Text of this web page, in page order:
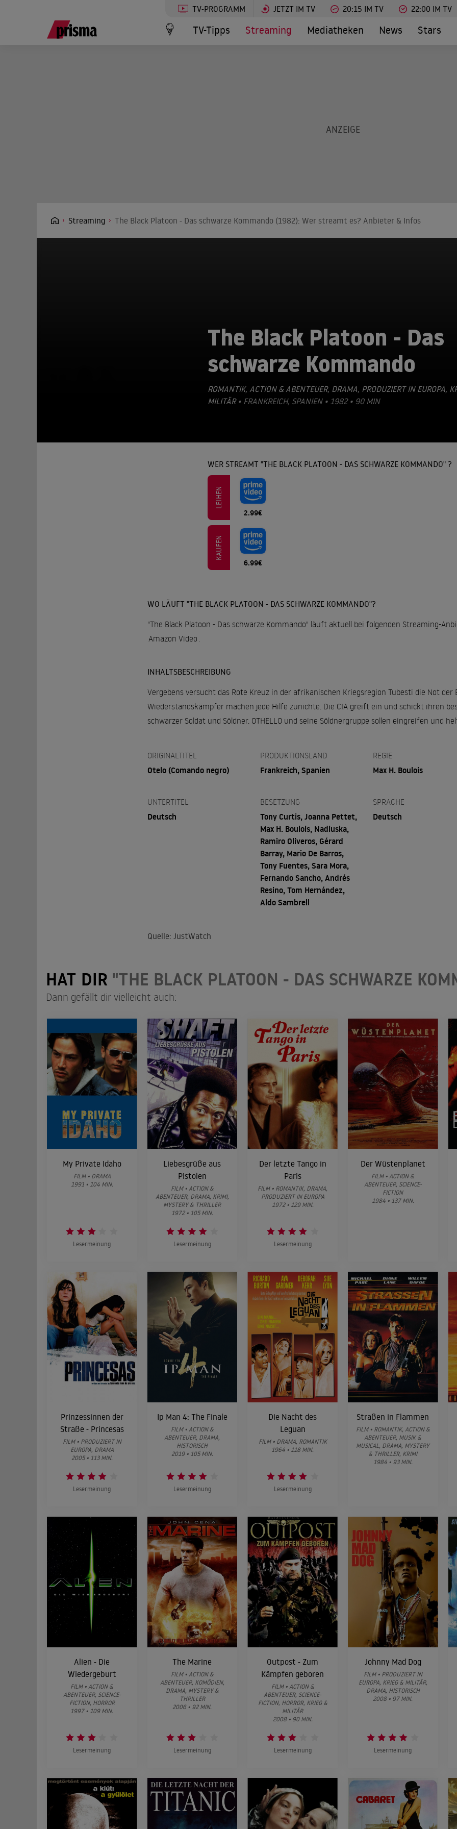
TV-PROGRAMM JETZT IM TV 20:15 IM TV 22:00 IM TV
TV-Tipps Streaming Mediatheken News Stars
Streaming The Black Platoon - Das schwarze Kommando (1982): Wer streamt es? Anbieter & Infos
The Black Platoon - Das
schwarze Kommando
ROMANTIK, ACTION & ABENTEUER, DRAMA, PRODUZIERT IN EUROPA,
MILITÄR• FRANKREICH, SPANIEN • 1982 • 90 MIN
WER STREAMT "THE BLACK PLATOON - DAS SCHWARZE KOMMANDO" ?
LEIHEN
2.99€
KAUFEN
6.99€
WO LÄUFT "THE BLACK PLATOON - DAS SCHWARZE KOMMANDO"?
"The Black Platoon - Das schwarze Kommando" läuft aktuell bei folgenden Streaming-
Amazon Video .
INHALTSBESCHREIBUNG
Vergebens versucht das Rote Kreuz in der afrikanischen Kriegsregion Tubesti die Not der
Wiederstandskämpfer machen jede Hilfe zunichte. Die CIA greift ein und schickt ihren
schwarzer Soldat und Söldner. OTHELLO und seine Söldnergruppe sollen eingreifen und
ORIGINALTITEL
Otelo (Comando negro)
PRODUKTIONSLAND
Frankreich, Spanien
REGIE
Max H. Boulois
UNTERTITEL
Deutsch
BESETZUNG
Tony Curtis, Joanna Pettet,
Max H. Boulois, Nadiuska,
Ramiro Oliveros, Gérard
Barray, Mario De Barros,
Tony Fuentes, Sara Mora,
Fernando Sancho, Andrés
Resino, Tom Hernández,
Aldo Sambrell
SPRACHE
Deutsch
Quelle: JustWatch
HAT DIR "THE BLACK PLATOON - DAS SCHWARZE
Dann gefällt dir vielleicht auch:
My Private Idaho
FILM • DRAMA
1991 • 104 MIN.
Lesermeinung
Liebesgrüße aus
Pistolen
FILM • ACTION &
ABENTEUER, DRAMA, KRIMI,
MYSTERY & THRILLER
1972 • 105 MIN.
Lesermeinung
Der letzte Tango in
Paris
FILM • ROMANTIK, DRAMA,
PRODUZIERT IN EUROPA
1972 • 129 MIN.
Lesermeinung
Der Wüstenplanet
FILM • ACTION &
ABENTEUER, SCIENCE-
FICTION
1984 • 137 MIN.
Prinzessinnen der
Straße - Princesas
FILM • PRODUZIERT IN
EUROPA, DRAMA
2005 • 113 MIN.
Lesermeinung
Ip Man 4: The Finale
FILM • ACTION &
ABENTEUER, DRAMA,
HISTORISCH
2019 • 105 MIN.
Lesermeinung
Die Nacht des
Leguan
FILM • DRAMA, ROMANTIK
1964 • 118 MIN.
Lesermeinung
Straßen in Flammen
FILM • ROMANTIK, ACTION &
ABENTEUER, MUSIK &
MUSICAL, DRAMA, MYSTERY
& THRILLER, KRIMI
1984 • 93 MIN.
Alien - Die
Wiedergeburt
FILM • ACTION &
ABENTEUER, SCIENCE-
FICTION, HORROR
1997 • 109 MIN.
Lesermeinung
The Marine
FILM • ACTION &
ABENTEUER, KOMÖDIEN,
DRAMA, MYSTERY &
THRILLER
2006 • 92 MIN.
Lesermeinung
Outpost - Zum
Kämpfen geboren
FILM • ACTION &
ABENTEUER, SCIENCE-
FICTION, HORROR, KRIEG &
MILITÄR
2008 • 90 MIN.
Lesermeinung
Johnny Mad Dog
FILM • PRODUZIERT IN
EUROPA, KRIEG & MILITÄR,
DRAMA, HISTORISCH
2008 • 97 MIN.
Lesermeinung